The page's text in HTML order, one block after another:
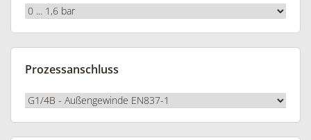
Prozessanschluss